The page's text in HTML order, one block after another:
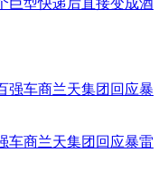
车商兰天集团回应暴雷